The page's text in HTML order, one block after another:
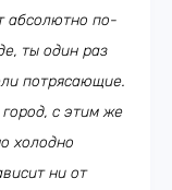
абсолютно по-
ты один раз
потрясающие.
с этим же
холодно
ни от